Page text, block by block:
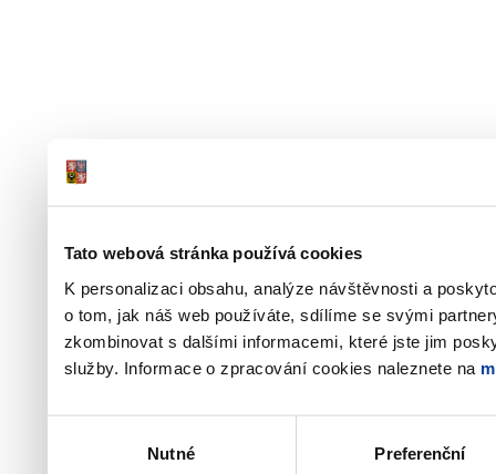
Tato webová stránka používá cookies
K personalizaci obsahu, analýze návštěvnosti a
o tom, jak náš web používáte, sdílíme se svými
zkombinovat s dalšími informacemi, které jste jim
služby. Informace o zpracování cookies naleznete na
Nutné Preferenční